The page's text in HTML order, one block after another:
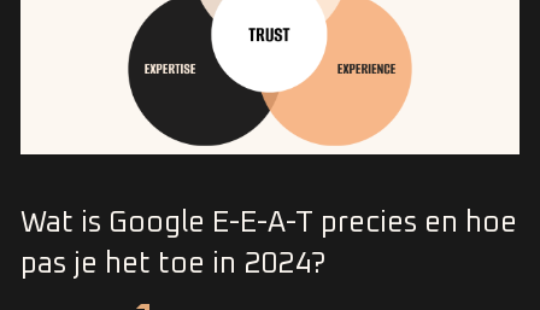
Wat is Google E-E-A-T precies en hoe
pas je het toe in 2024?